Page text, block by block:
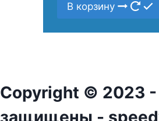
В корзину
Copyright © 2023 -
защищены -